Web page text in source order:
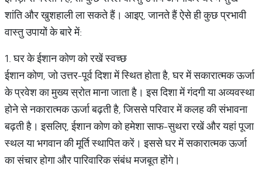
शांति और खुशहाली ला सकते हैं। आइए, जानते हैं ऐसे ही कुछ प्रभावी
वास्तु उपायों के बारे में:
1. घर के ईशान कोण को रखें स्वच्छ
ईशान कोण, जो उत्तर-पूर्व दिशा में स्थित होता है, घर में सकारात्मक ऊर्जा
के प्रवेश का मुख्य स्रोत माना जाता है। इस दिशा में गंदगी या अव्यवस्था
होने से नकारात्मक ऊर्जा बढ़ती है, जिससे परिवार में कलह की संभावना
बढ़ती है। इसलिए, ईशान कोण को हमेशा साफ-सुथरा रखें और यहां पूजा
स्थल या भगवान की मूर्ति स्थापित करें। इससे घर में सकारात्मक ऊर्जा
का संचार होगा और पारिवारिक संबंध मजबूत होंगे।